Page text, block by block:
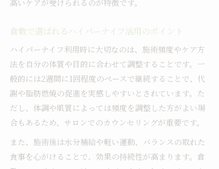
高いケアが受けられるのが特徴です。
倉敷で選ばれるハイパーナイフ活用のポイント
ハイパーナイフ利用時に大切なのは、施術頻度やケア方
法を自分の体質や目的に合わせて調整することです。一
般的には2週間に1回程度のペースで継続することで、代
謝や脂肪燃焼の促進を実感しやすいとされています。た
だし、体調や肌質によっては頻度を調整した方がよい場
合もあるため、サロンでのカウンセリングが重要です。
また、施術後は水分補給や軽い運動、バランスの取れた
食事を心がけることで、効果の持続性が高まります。倉